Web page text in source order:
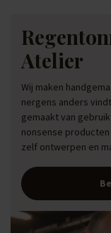
Atelier
Wij maken
nergens anders
gemaakt van
nonsense
zelf ontwerpen en